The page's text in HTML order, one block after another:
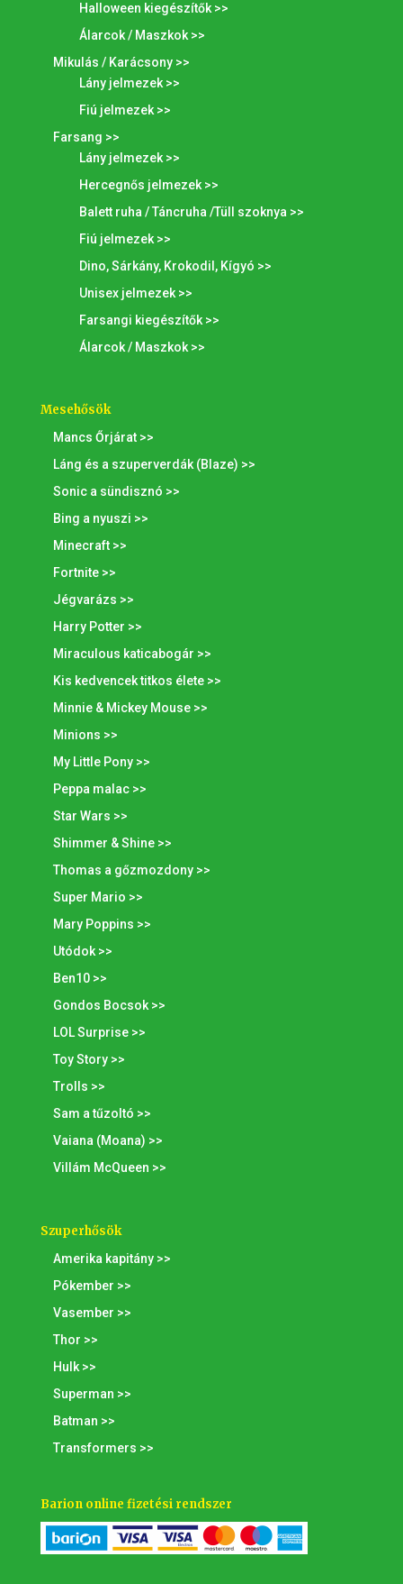
Halloween kiegészítők >>
Álarcok / Maszkok >>
Mikulás / Karácsony >>
Lány jelmezek >>
Fiú jelmezek >>
Farsang >>
Lány jelmezek >>
Hercegnős jelmezek >>
Balett ruha / Táncruha /Tüll szoknya >>
Fiú jelmezek >>
Dino, Sárkány, Krokodil, Kígyó >>
Unisex jelmezek >>
Farsangi kiegészítők >>
Álarcok / Maszkok >>
Mesehősök
Mancs Őrjárat >>
Láng és a szuperverdák (Blaze) >>
Sonic a sündisznó >>
Bing a nyuszi >>
Minecraft >>
Fortnite >>
Jégvarázs >>
Harry Potter >>
Miraculous katicabogár >>
Kis kedvencek titkos élete >>
Minnie & Mickey Mouse >>
Minions >>
My Little Pony >>
Peppa malac >>
Star Wars >>
Shimmer & Shine >>
Thomas a gőzmozdony >>
Super Mario >>
Mary Poppins >>
Utódok >>
Ben10 >>
Gondos Bocsok >>
LOL Surprise >>
Toy Story >>
Trolls >>
Sam a tűzoltó >>
Vaiana (Moana) >>
Villám McQueen >>
Szuperhősök
Amerika kapitány >>
Pókember >>
Vasember >>
Thor >>
Hulk >>
Superman >>
Batman >>
Transformers >>
Barion online fizetési rendszer